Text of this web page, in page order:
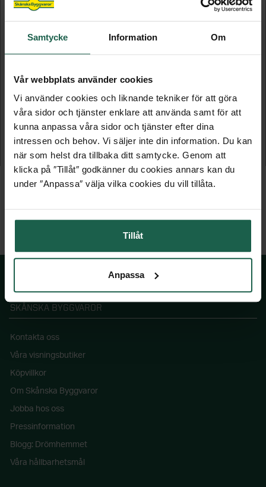
Samtycke Information Om
Vår webbplats använder cookies
Vi använder cookies och liknande tekniker för att göra
våra sidor och tjänster enklare att använda samt för att
kunna anpassa våra sidor och tjänster efter dina
intressen och behov. Vi säljer inte din information. Du kan
när som helst dra tillbaka ditt samtycke. Genom att
klicka på ″Tillåt″ godkänner du cookies annars kan du
under ″Anpassa″ välja vilka cookies du vill tillåta.
Tillåt
Anpassa
HÄNGSKENA
Pelly system
289 kr
AVDELARE FÖR MESHKORG
Pelly System
79 kr
SKÅNSKA BYGGVAROR
Kontakta oss
Våra visningsbutiker
Köpvillkor
Om Skånska Byggvaror
Jobba hos oss
Pressinformation
Blogg: Drömhemmet
Våra hållbarhetsmål